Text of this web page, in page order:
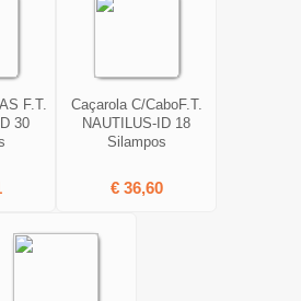
F.T.
30
Caçarola C/CaboF.T.
NAUTILUS-ID 18
Silampos
€ 36,60